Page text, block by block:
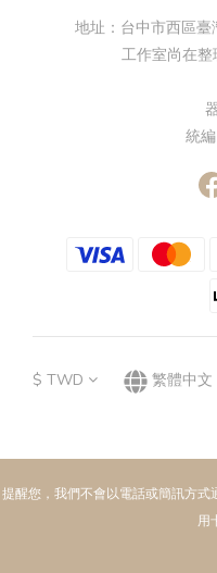
地址：台中市西區
工作室尚在整
統
$ TWD 繁體中文
提醒您，我們不會以電話或簡訊方
用